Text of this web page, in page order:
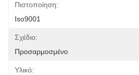
Πιστοποίηση:
Iso9001
Σχέδιο:
Προσαρμοσμένο
Υλικό: